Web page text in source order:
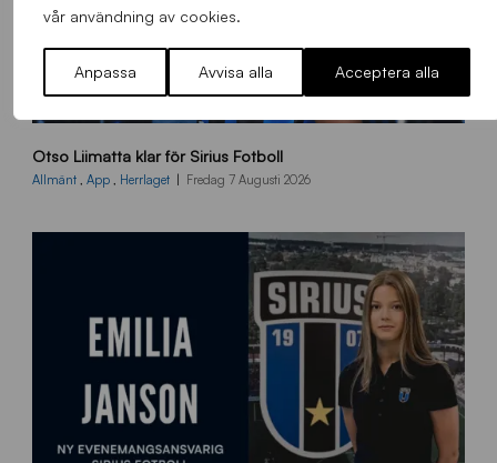
vår användning av cookies.
Anpassa Avvisa alla Acceptera alla
L
_
Otso Liimatta klar för Sirius Fotboll
Allmänt , App , Herrlaget Fredag 7 Augusti 2026